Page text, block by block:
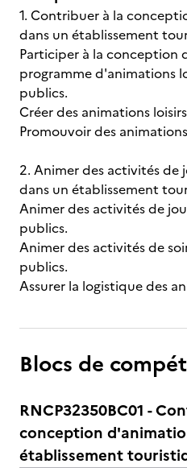
1. Contribuer à la
dans un établissement
Participer à la conception
programme d'animations
publics.
Créer des animations
Promouvoir des
2. Animer des activités de
dans un établissement
Animer des activités de
publics.
Animer des activités de
publics.
Assurer la logistique des
Blocs de
RNCP32350BC01 -
conception
établissement